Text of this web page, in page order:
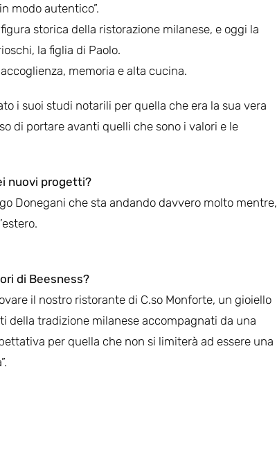
modo autentico”.
storica della ristorazione milanese, e oggi la
la figlia di Paolo.
memoria e alta cucina.
i suoi studi notarili per quella che era la sua vera
di portare avanti quelli che sono i valori e le
nuovi progetti?
Donegani che sta andando davvero molto mentre,
di Beesness?
il nostro ristorante di C.so Monforte, un gioiello
della tradizione milanese accompagnati da una
per quella che non si limiterà ad essere una